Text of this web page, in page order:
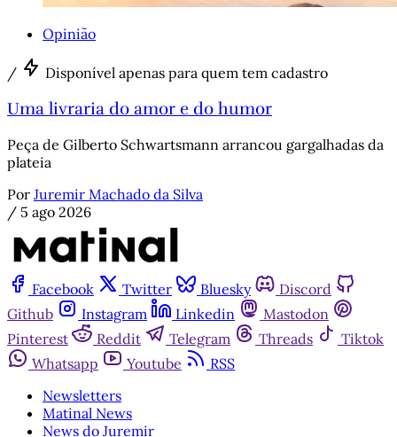
Opinião
/ Disponível apenas para quem tem cadastro
Uma livraria do amor e do humor
Peça de Gilberto Schwartsmann arrancou gargalhadas da
plateia
Por Juremir Machado da Silva
/ 5 ago 2026
Facebook Twitter Bluesky
Discord
Github
Instagram Linkedin
Mastodon
Pinterest
Reddit Telegram Threads
Tiktok
Whatsapp
Youtube
RSS
Newsletters
Matinal News
News do Juremir